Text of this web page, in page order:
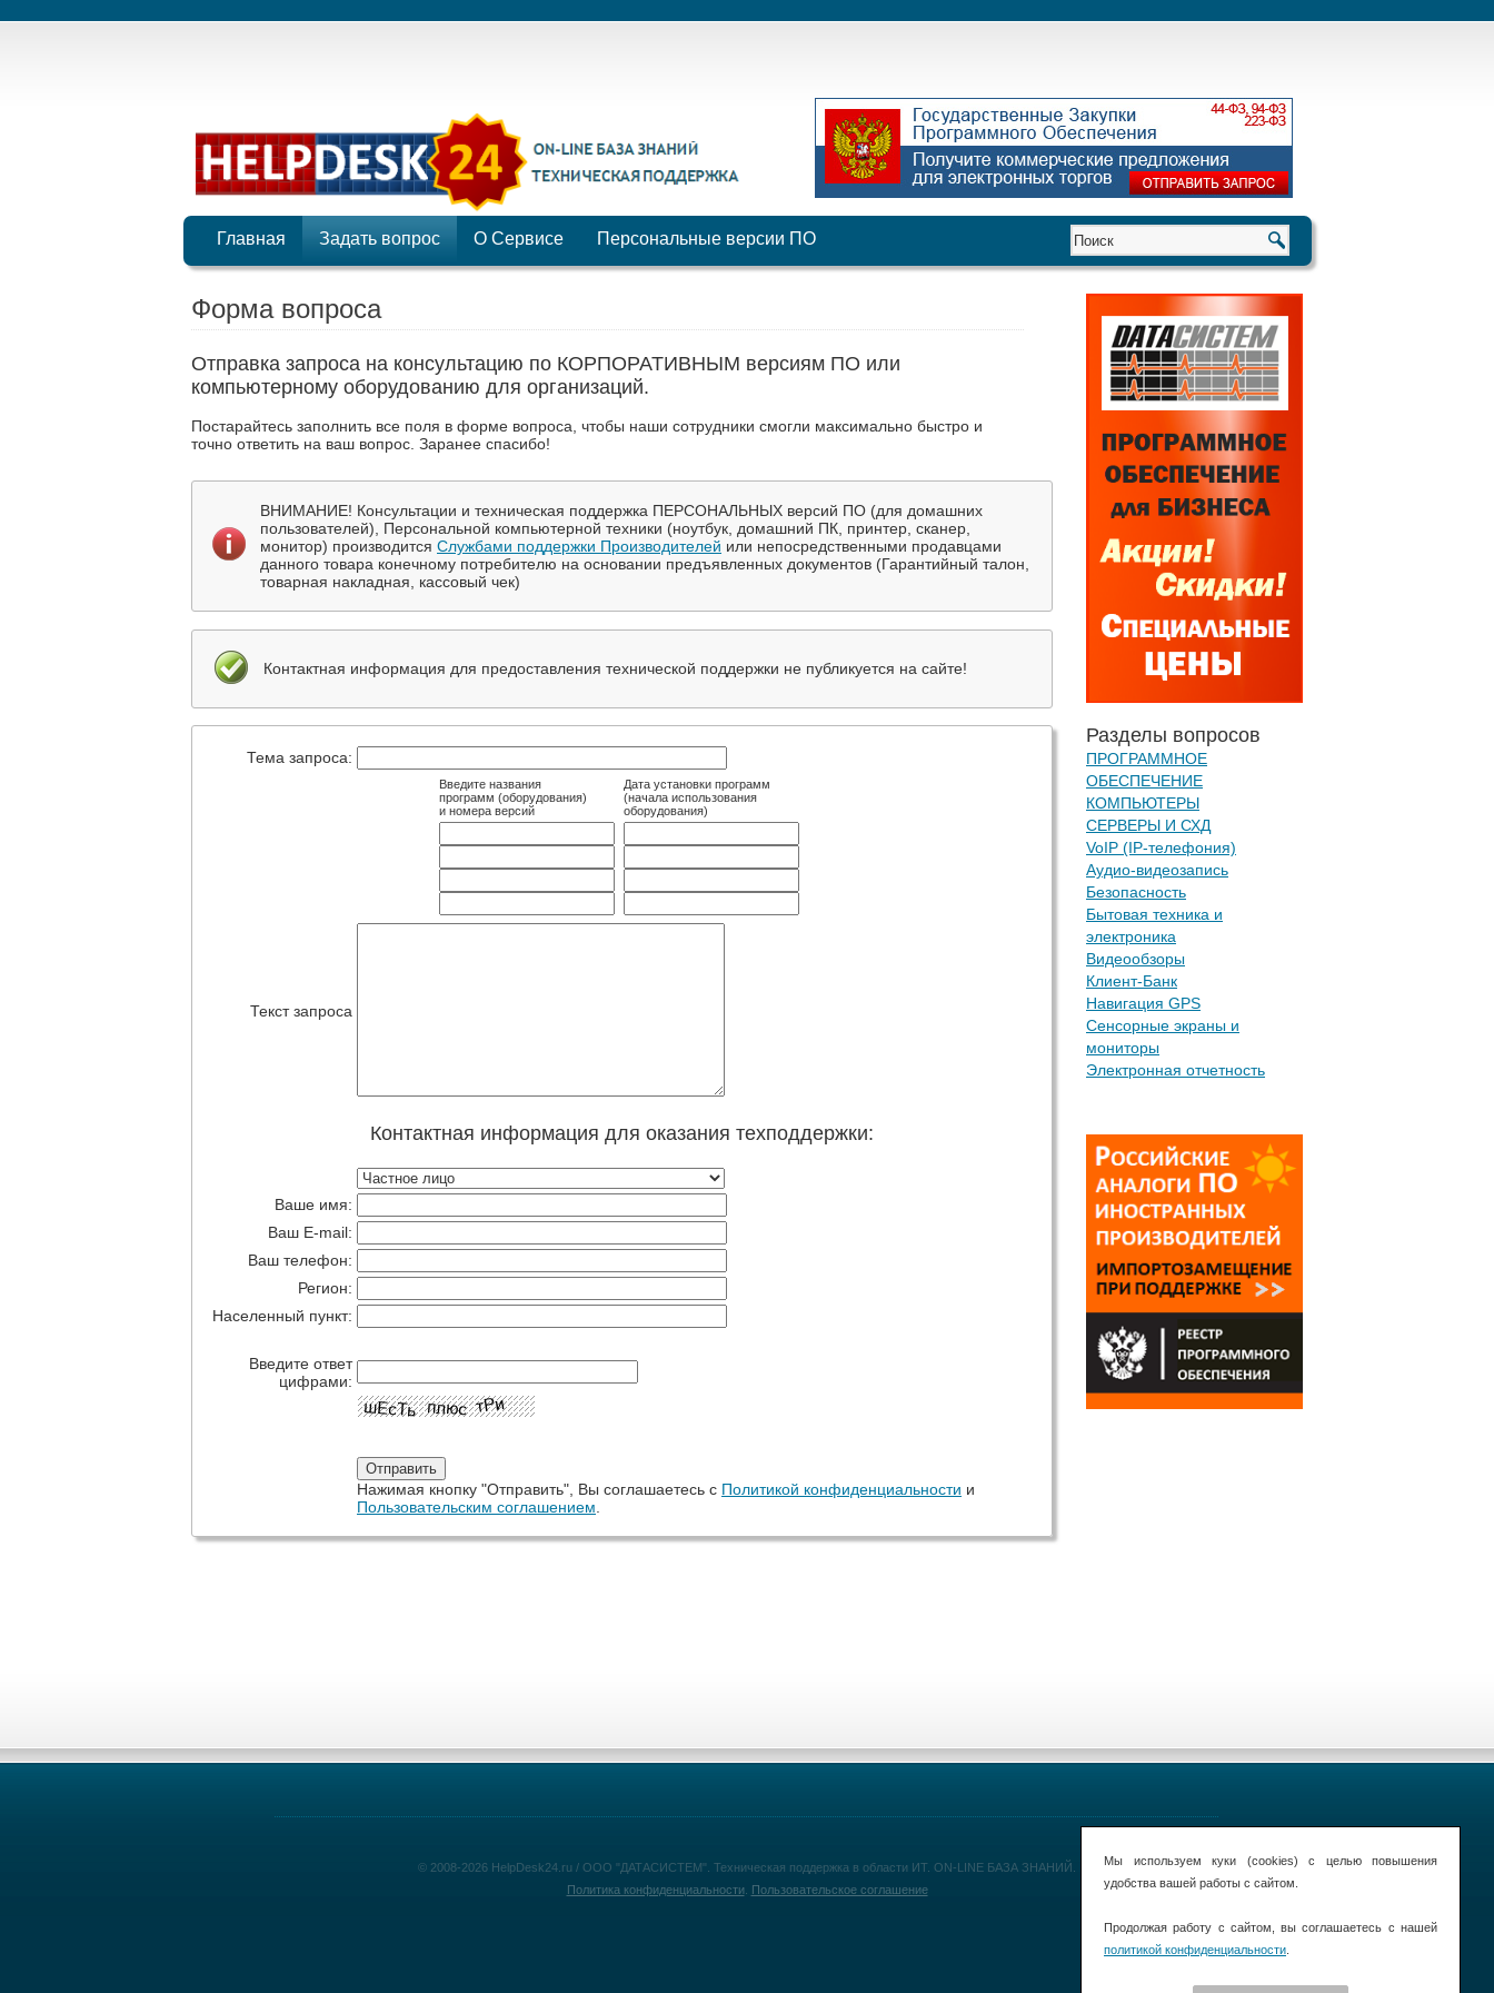
Главная Задать вопрос О Сервисе Персональные версии ПО
Форма вопроса
Отправка запроса на консультацию по КОРПОРАТИВНЫМ версиям ПО или
компьютерному оборудованию для организаций.
Постарайтесь заполнить все поля в форме вопроса, чтобы наши сотрудники смогли максимально быстро и
точно ответить на ваш вопрос. Заранее спасибо!
ВНИМАНИЕ! Консультации и техническая поддержка ПЕРСОНАЛЬНЫХ версий ПО (для домашних
пользователей), Персональной компьютерной техники (ноутбук, домашний ПК, принтер, сканер,
монитор) производится Службами поддержки Производителей или непосредственными продавцами
данного товара конечному потребителю на основании предъявленных документов (Гарантийный талон,
товарная накладная, кассовый чек)
Контактная информация для предоставления технической поддержки не публикуется на сайте!
Тема запроса:
Введите названия
программ (оборудования)
и номера версий
Дата установки программ
(начала использования
оборудования)
Текст запроса
Контактная информация для оказания техподдержки:
Ваше имя:
Ваш E-mail:
Ваш телефон:
Регион:
Населенный пункт:
Введите ответ
цифрами:
Нажимая кнопку "Отправить", Вы соглашаетесь с Политикой конфиденциальности и
Пользовательским соглашением
Разделы вопросов
ПРОГРАММНОЕ
ОБЕСПЕЧЕНИЕ
КОМПЬЮТЕРЫ
СЕРВЕРЫ И СХД
VoIP (IP-телефония)
Аудио-видеозапись
Безопасность
Бытовая техника и
электроника
Видеообзоры
Клиент-Банк
Навигация GPS
Сенсорные экраны и
мониторы
Электронная отчетность
© 2008-2026 HelpDesk24.ru / ООО "ДАТАСИСТЕМ". Техническая поддержка в области ИТ. ON-LINE БАЗА ЗНАНИЙ.
Политика конфиденциальности. Пользовательское соглашение
Мы используем куки (cookies) с целью повышения
удобства вашей работы с сайтом.
Продолжая работу с сайтом, вы соглашаетесь с нашей
политикой конфиденциальности